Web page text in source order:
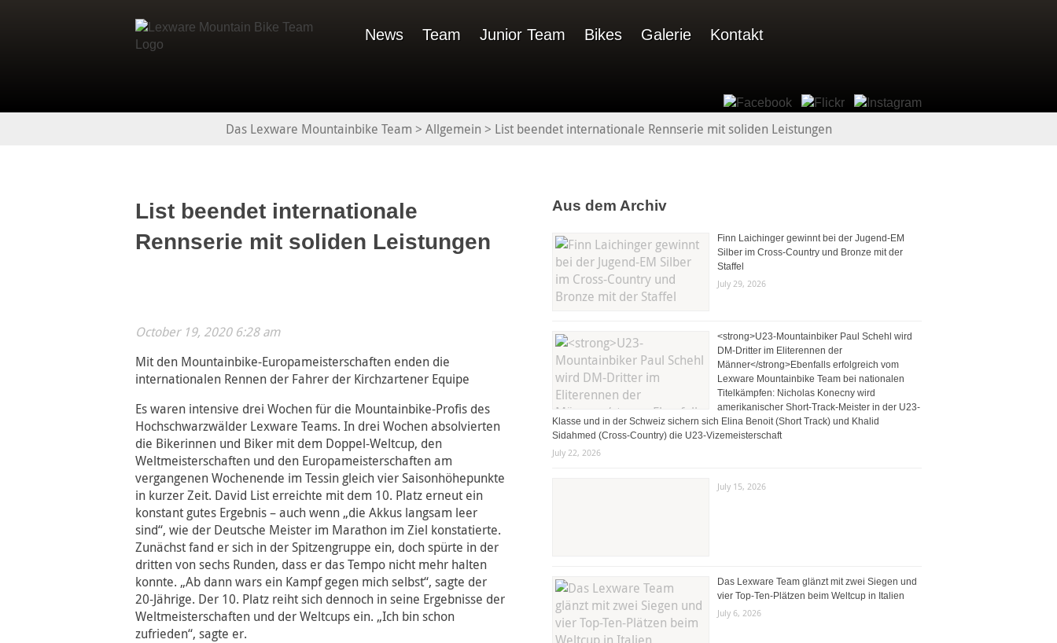
News Team Junior Team Bikes Galerie Kontakt
Das Lexware Mountainbike Team > Allgemein > List beendet internationale Rennserie mit soliden Leistungen
List beendet internationale
Rennserie mit soliden Leistungen
October 19, 2020 6:28 am
Mit den Mountainbike-Europameisterschaften enden die
internationalen Rennen der Fahrer der Kirchzartener Equipe
Es waren intensive drei Wochen für die Mountainbike-Profis des
Hochschwarzwälder Lexware Teams. In drei Wochen absolvierten
die Bikerinnen und Biker mit dem Doppel-Weltcup, den
Weltmeisterschaften und den Europameisterschaften am
vergangenen Wochenende im Tessin gleich vier Saisonhöhepunkte
in kurzer Zeit. David List erreichte mit dem 10. Platz erneut ein
konstant gutes Ergebnis – auch wenn „die Akkus langsam leer
sind“, wie der Deutsche Meister im Marathon im Ziel konstatierte.
Zunächst fand er sich in der Spitzengruppe ein, doch spürte in der
dritten von sechs Runden, dass er das Tempo nicht mehr halten
konnte. „Ab dann wars ein Kampf gegen mich selbst“, sagte der
20-Jährige. Der 10. Platz reiht sich dennoch in seine Ergebnisse der
Weltmeisterschaften und der Weltcups ein. „Ich bin schon
zufrieden“, sagte er.
Aus dem Archiv
Finn Laichinger gewinnt bei der Jugend-EM
Silber im Cross-Country und Bronze mit der
Staffel
July 29, 2026
<strong>U23-Mountainbiker Paul Schehl wird
DM-Dritter im Eliterennen der
Männer</strong>Ebenfalls erfolgreich vom
Lexware Mountainbike Team bei nationalen
Titelkämpfen: Nicholas Konecny wird
amerikanischer Short-Track-Meister in der U23-
Klasse und in der Schweiz sichern sich Elina Benoit (Short Track) und Khalid
Sidahmed (Cross-Country) die U23-Vizemeisterschaft
July 22, 2026
July 15, 2026
Das Lexware Team glänzt mit zwei Siegen und
vier Top-Ten-Plätzen beim Weltcup in Italien
July 6, 2026